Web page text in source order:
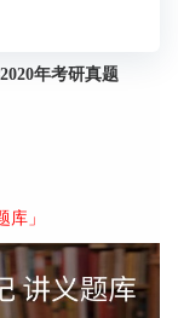
年考研真题
」